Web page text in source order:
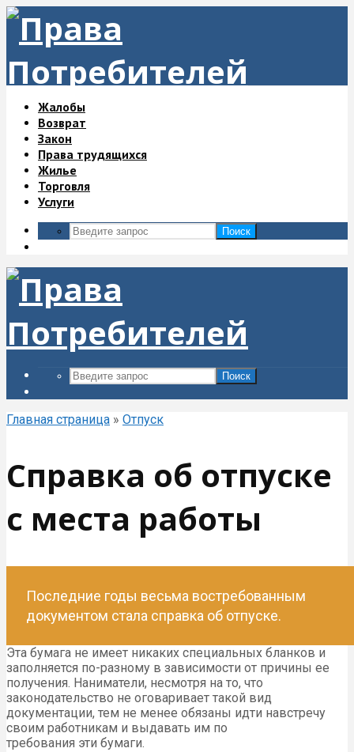
Жалобы
Возврат
Закон
Права трудящихся
Жилье
Торговля
Услуги
Поиск
Поиск
Главная страница » Отпуск
Справка об отпуске
с места работы
Последние годы весьма востребованным
документом стала справка об отпуске.
Эта бумага не имеет никаких специальных бланков и
заполняется по-разному в зависимости от причины ее
получения. Наниматели, несмотря на то, что
законодательство не оговаривает такой вид
документации, тем не менее обязаны идти навстречу
своим работникам и выдавать им по
требования эти бумаги.